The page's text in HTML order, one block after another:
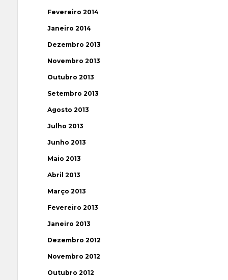
Fevereiro 2014
Janeiro 2014
Dezembro 2013
Novembro 2013
Outubro 2013
Setembro 2013
Agosto 2013
Julho 2013
Junho 2013
Maio 2013
Abril 2013
Março 2013
Fevereiro 2013
Janeiro 2013
Dezembro 2012
Novembro 2012
Outubro 2012